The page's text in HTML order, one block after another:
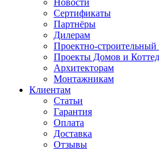
Сертификаты
Партнёры
Дилерам
Проектно-
Проекты Домов и
Архитекторам
Монтажникам
Клиентам
Статьи
Гарантия
Оплата
Доставка
Отзывы